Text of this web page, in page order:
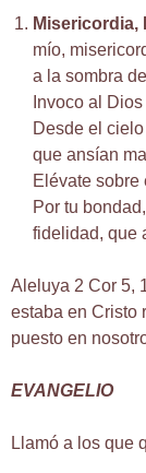
Misericordia,
mío,
a la sombra
Invoco al
Desde el
que ansían
Elévate sobre
Por tu
fidelidad, que
Aleluya 2 Cor 5,
estaba en Cristo
puesto en
EVANGELIO
Llamó a los que